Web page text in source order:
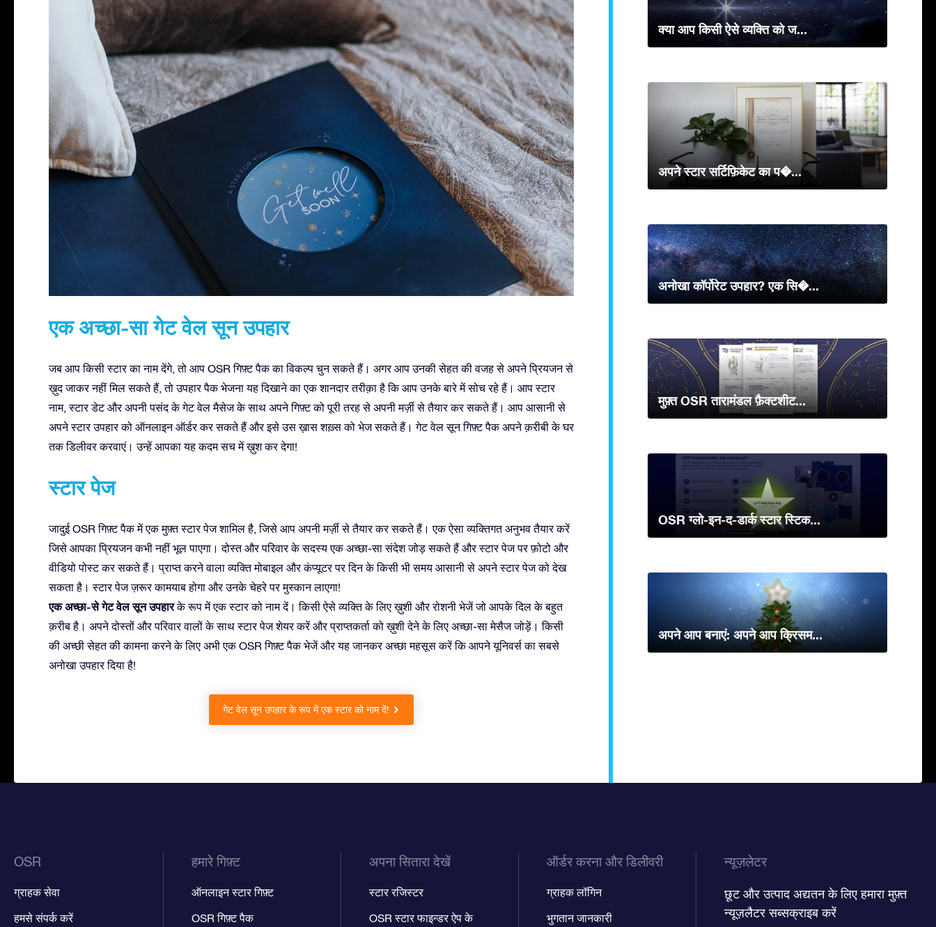
एक अच्छा-सा गेट वेल सून उपहार
जब आप किसी स्टार का नाम देंगे, तो आप OSR गिफ़्ट पैक का विकल्प चुन सकते हैं। अगर आप उनकी सेहत की वजह से अपने प्रियजन से
ख़ुद जाकर नहीं मिल सकते हैं, तो उपहार पैक भेजना यह दिखाने का एक शानदार तरीक़ा है कि आप उनके बारे में सोच रहे हैं। आप स्टार
नाम, स्टार डेट और अपनी पसंद के गेट वेल मैसेज के साथ अपने गिफ़्ट को पूरी तरह से अपनी मर्ज़ी से तैयार कर सकते हैं। आप आसानी से
अपने स्टार उपहार को ऑनलाइन ऑर्डर कर सकते हैं और इसे उस ख़ास शख़्स को भेज सकते हैं। गेट वेल सून गिफ़्ट पैक अपने क़रीबी के घर
तक डिलीवर करवाएं। उन्हें आपका यह कदम सच में ख़ुश कर देगा!
स्टार पेज
जादुई OSR गिफ़्ट पैक में एक मुफ़्त स्टार पेज शामिल है, जिसे आप अपनी मर्ज़ी से तैयार कर सकते हैं। एक ऐसा व्यक्तिगत अनुभव तैयार करें
जिसे आपका प्रियजन कभी नहीं भूल पाएगा। दोस्त और परिवार के सदस्य एक अच्छा-सा संदेश जोड़ सकते हैं और स्टार पेज पर फ़ोटो और
वीडियो पोस्ट कर सकते हैं। प्राप्त करने वाला व्यक्ति मोबाइल और कंप्यूटर पर दिन के किसी भी समय आसानी से अपने स्टार पेज को देख
सकता है। स्टार पेज ज़रूर कामयाब होगा और उनके चेहरे पर मुस्कान लाएगा!
एक अच्छा-से गेट वेल सून उपहारके रूप में एक स्टार को नाम दें। किसी ऐसे व्यक्ति के लिए ख़ुशी और रोशनी भेजें जो आपके दिल के बहुत
क़रीब है। अपने दोस्तों और परिवार वालों के साथ स्टार पेज शेयर करें और प्राप्तकर्ता को ख़ुशी देने के लिए अच्छा-सा मेसैज जोड़ें। किसी
की अच्छी सेहत की कामना करने के लिए अभी एक OSR गिफ़्ट पैक भेजें और यह जानकर अच्छा महसूस करें कि आपने यूनिवर्स का सबसे
अनोखा उपहार दिया है!
गेट वेल सून उपहार के रूप में एक स्टार को नाम दें!
क्या आप किसी ऐसे व्यक्ति को ज...
अपने स्टार सर्टिफ़िकेट का प�...
अनोखा कॉर्पोरेट उपहार? एक सि�...
मुफ़्त OSR तारामंडल फ़ैक्टशीट...
OSR ग्लो-इन-द-डार्क स्टार स्टिक...
अपने आप बनाएं: अपने आप क्रिसम...
OSR
ग्राहक सेवा
हमसे संपर्क करें
हमारे गिफ़्ट
ऑनलाइन स्टार गिफ़्ट
OSR गिफ़्ट पैक
अपना सितारा देखें
स्टार रजिस्टर
OSR स्टार फाइन्डर ऐप के
ऑर्डर करना और डिलीवरी
ग्राहक लॉगिन
भुगतान जानकारी
न्यूज़लेटर
छूट और उत्पाद अद्यतन के लिए हमारा मुफ़्त
न्यूज़लैटर सब्सक्राइब करें